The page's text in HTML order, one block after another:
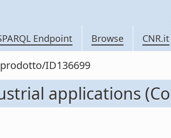
Endpoint Browse CNR.it
ID136699
applications